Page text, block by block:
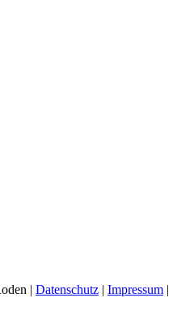
| Datenschutz | Impressum |